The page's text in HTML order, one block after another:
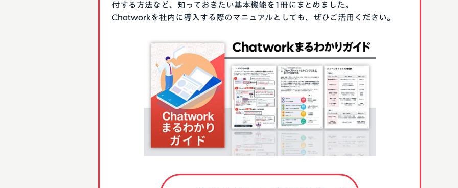
付する方法など、知っておきたい基本機能を1冊にまとめました。
Chatworkを社内に導入する際のマニュアルとしても、ぜひご活用ください。